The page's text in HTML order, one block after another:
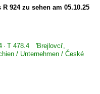
R 924 zu sehen am 05.10.25
· T 478.4 'Brejlovci',
/ Unternehmen / České